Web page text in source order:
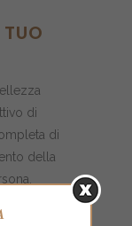
di
di
della